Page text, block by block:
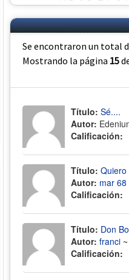
Se encontraron un total
Mostrando la página 15
Título: Sé....
Autor:
Calificación:
Título:
Autor: mar 68
Calificación:
Título: Don
Autor: franci
Calificación: